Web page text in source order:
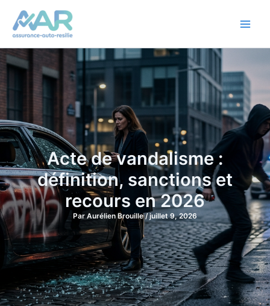
contenu
Acte de vandalisme :
définition, sanctions et
recours en 2026
ParAurélien Brouille/juillet 9, 2026